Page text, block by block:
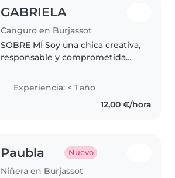
GABRIELA
Canguro en Burjassot
SOBRE MÍ Soy una chica creativa,
responsable y comprometida
los niños. Soy profesora de
Educación Infantil y cuento con
experiencia en el cuidado..
Experiencia: < 1 año
12,00 €/hora
Paubla Nuevo
Niñera en Burjassot